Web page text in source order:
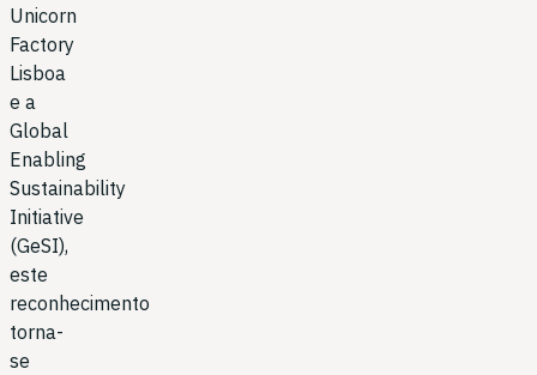
Unicorn
Factory
Lisboa
e a
Global
Enabling
Sustainability
Initiative
(GeSI),
este
reconhecimento
torna-
se